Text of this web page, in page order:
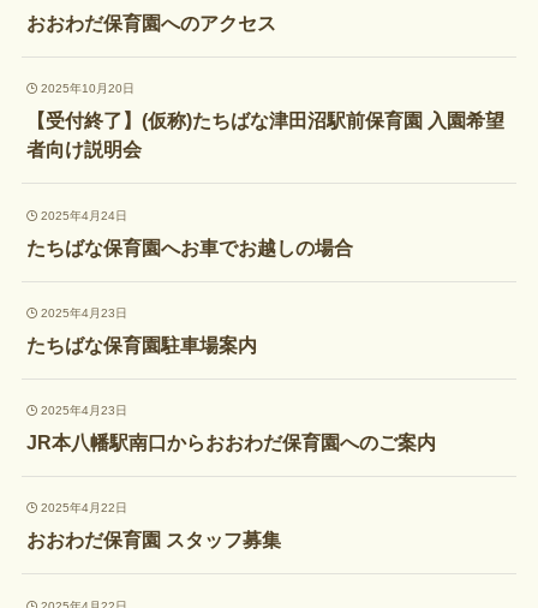
おおわだ保育園へのアクセス
2025年10月20日
【受付終了】(仮称)たちばな津田沼駅前保育園 入園希望
者向け説明会
2025年4月24日
たちばな保育園へお車でお越しの場合
2025年4月23日
たちばな保育園駐車場案内
2025年4月23日
JR本八幡駅南口からおおわだ保育園へのご案内
2025年4月22日
おおわだ保育園 スタッフ募集